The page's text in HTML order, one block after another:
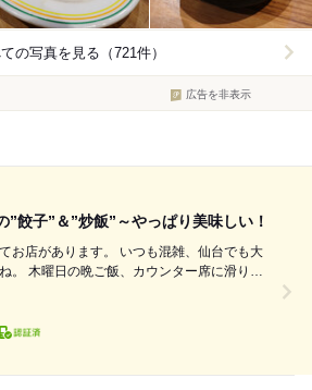
の写真を見る（721件）
広告を非表示
”餃子”＆”炒飯”～やっぱり美味しい！
。 いつも混雑、仙台でも大
滑り込
子に次ぐ人気メニューの炒飯（税込693